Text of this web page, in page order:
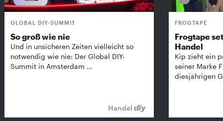
GLOBAL DIY-SUMMIT
So groß wie nie
Und in unsicheren Zeiten vielleicht so
notwendig wie nie: Der Global DIY-
Summit in Amsterdam …
Handel
FROGTAPE
Frogtape
Handel
Kip zieht ein
seiner Marke
diesjährigen